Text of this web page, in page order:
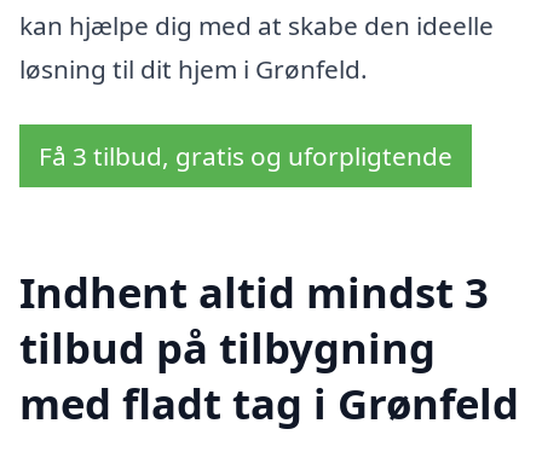
kan hjælpe dig med at skabe den ideelle
løsning til dit hjem i Grønfeld.
Få 3 tilbud, gratis og uforpligtende
Indhent altid mindst 3
tilbud på tilbygning
med fladt tag i Grønfeld